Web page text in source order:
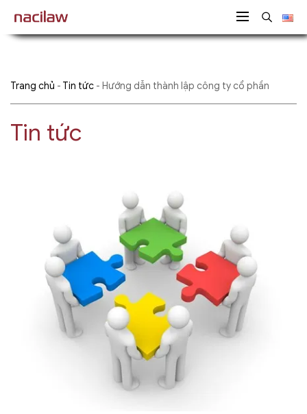
Trang chủ - Tin tức - Hướng dẫn thành lập công ty cổ phần
Tin tức